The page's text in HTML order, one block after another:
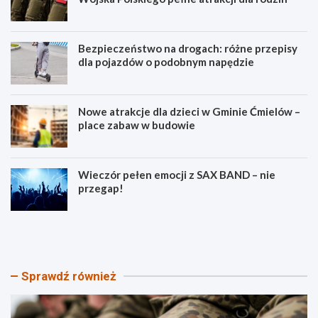
Bezpieczeństwo na drogach: różne przepisy
dla pojazdów o podobnym napędzie
Nowe atrakcje dla dzieci w Gminie Ćmielów –
place zabaw w budowie
Wieczór pełen emocji z SAX BAND – nie
przegap!
P
k
a
B
e
z
Sprawdź również